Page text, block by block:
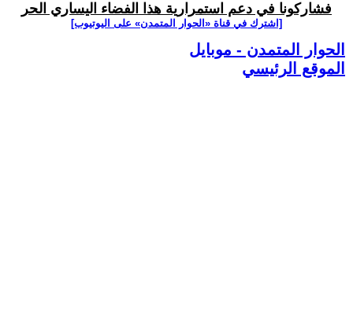
فشاركونا في دعم استمرارية هذا الفضاء اليساري الحر
[اشترك في قناة ‫«الحوار المتمدن» على اليوتيوب]
الحوار المتمدن - موبايل
الموقع الرئيسي